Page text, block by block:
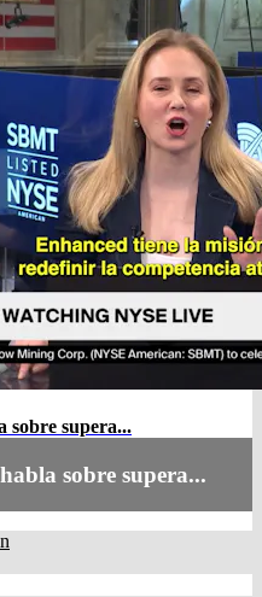
sobre supera...
sobre supera...